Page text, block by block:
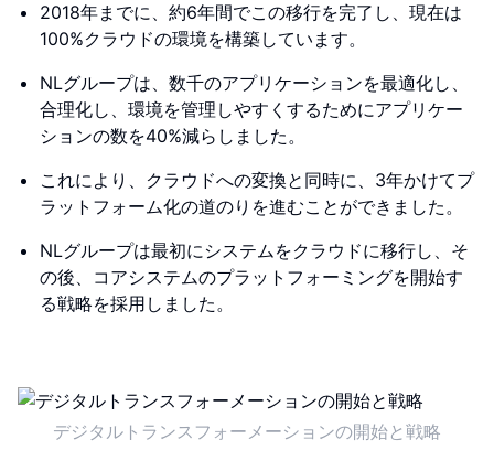
2018年までに、約6年間でこの移行を完了し、現在は
100%クラウドの環境を構築しています。
NLグループは、数千のアプリケーションを最適化し、
合理化し、環境を管理しやすくするためにアプリケー
ションの数を40%減らしました。
これにより、クラウドへの変換と同時に、3年かけてプ
ラットフォーム化の道のりを進むことができました。
NLグループは最初にシステムをクラウドに移行し、そ
の後、コアシステムのプラットフォーミングを開始す
る戦略を採用しました。
デジタルトランスフォーメーションの開始と戦略